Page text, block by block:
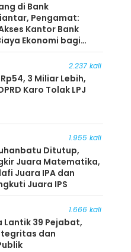
di Bank
Pengamat:
Kantor Bank
Ekonomi bagi
2.237 kali
3 Miliar Lebih,
Karo Tolak LPJ
1.955 kali
Ditutup,
Juara Matematika,
Juara IPA dan
Juara IPS
1.666 kali
Lantik 39 Pejabat,
dan